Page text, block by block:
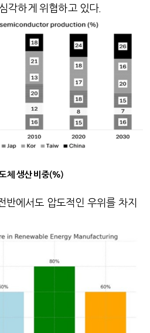
각하게 위협하고 있다.
체 생산 비중(%)
반에서도 압도적인 우위를 차지